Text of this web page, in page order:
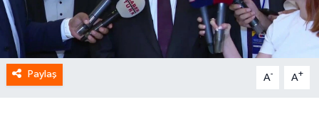
Paylaş A- A+